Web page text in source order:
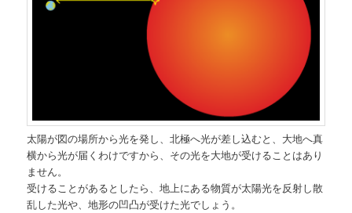
太陽が図の場所から光を発し、北極へ光が差し込むと、大地へ真
横から光が届くわけですから、その光を大地が受けることはあり
ません。
受けることがあるとしたら、地上にある物質が太陽光を反射し散
乱した光や、地形の凹凸が受けた光でしょう。